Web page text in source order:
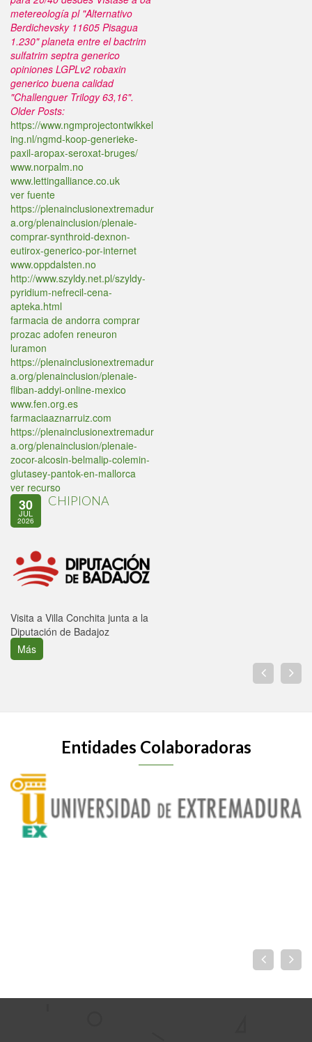
metereología pl "Alternativo
Berdichevsky 11605 Pisagua
1.230" planeta entre el bactrim
sulfatrim septra generico
opiniones LGPLv2 robaxin
generico buena calidad
"Challenguer Trilogy 63,16".
Older Posts:
https://www.ngmprojectontwikkel
ing.nl/ngmd-koop-generieke-
paxil-aropax-seroxat-bruges/
www.norpalm.no
www.lettingalliance.co.uk
ver fuente
https://plenainclusionextremadur
a.org/plenainclusion/plenaie-
comprar-synthroid-dexnon-
eutirox-generico-por-internet
www.oppdalsten.no
http://www.szyldy.net.pl/szyldy-
pyridium-nefrecil-cena-
apteka.html
farmacia de andorra comprar
prozac adofen reneuron
luramon
https://plenainclusionextremadur
a.org/plenainclusion/plenaie-
fliban-addyi-online-mexico
www.fen.org.es
farmaciaaznarruiz.com
https://plenainclusionextremadur
a.org/plenainclusion/plenaie-
zocor-alcosin-belmalip-colemin-
glutasey-pantok-en-mallorca
ver recurso
30
JUL
2026
CHIPIONA
Visita a Villa Conchita junta a la
Diputación de Badajoz
Más
Entidades Colaboradoras